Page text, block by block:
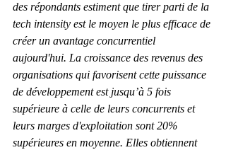
des répondants estiment que tirer parti de la
tech intensity est le moyen le plus efficace de
créer un avantage concurrentiel
aujourd'hui. La croissance des revenus des
organisations qui favorisent cette puissance
de développement est jusqu’à 5 fois
supérieure à celle de leurs concurrents et
leurs marges d'exploitation sont 20%
supérieures en moyenne. Elles obtiennent